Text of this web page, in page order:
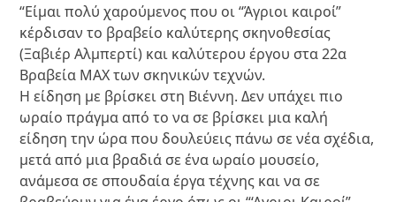
“Είμαι πολύ χαρούμενος που οι “Άγριοι καιροί”
κέρδισαν το βραβείο καλύτερης σκηνοθεσίας
(Ξαβιέρ Αλμπερτί) και καλύτερου έργου στα 22α
Βραβεία ΜΑΧ των σκηνικών τεχνών.
Η είδηση με βρίσκει στη Βιέννη. Δεν υπάχει πιο
ωραίο πράγμα από το να σε βρίσκει μια καλή
είδηση την ώρα που δουλεύεις πάνω σε νέα σχέδια,
μετά από μια βραδιά σε ένα ωραίο μουσείο,
ανάμεσα σε σπουδαία έργα τέχνης και να σε